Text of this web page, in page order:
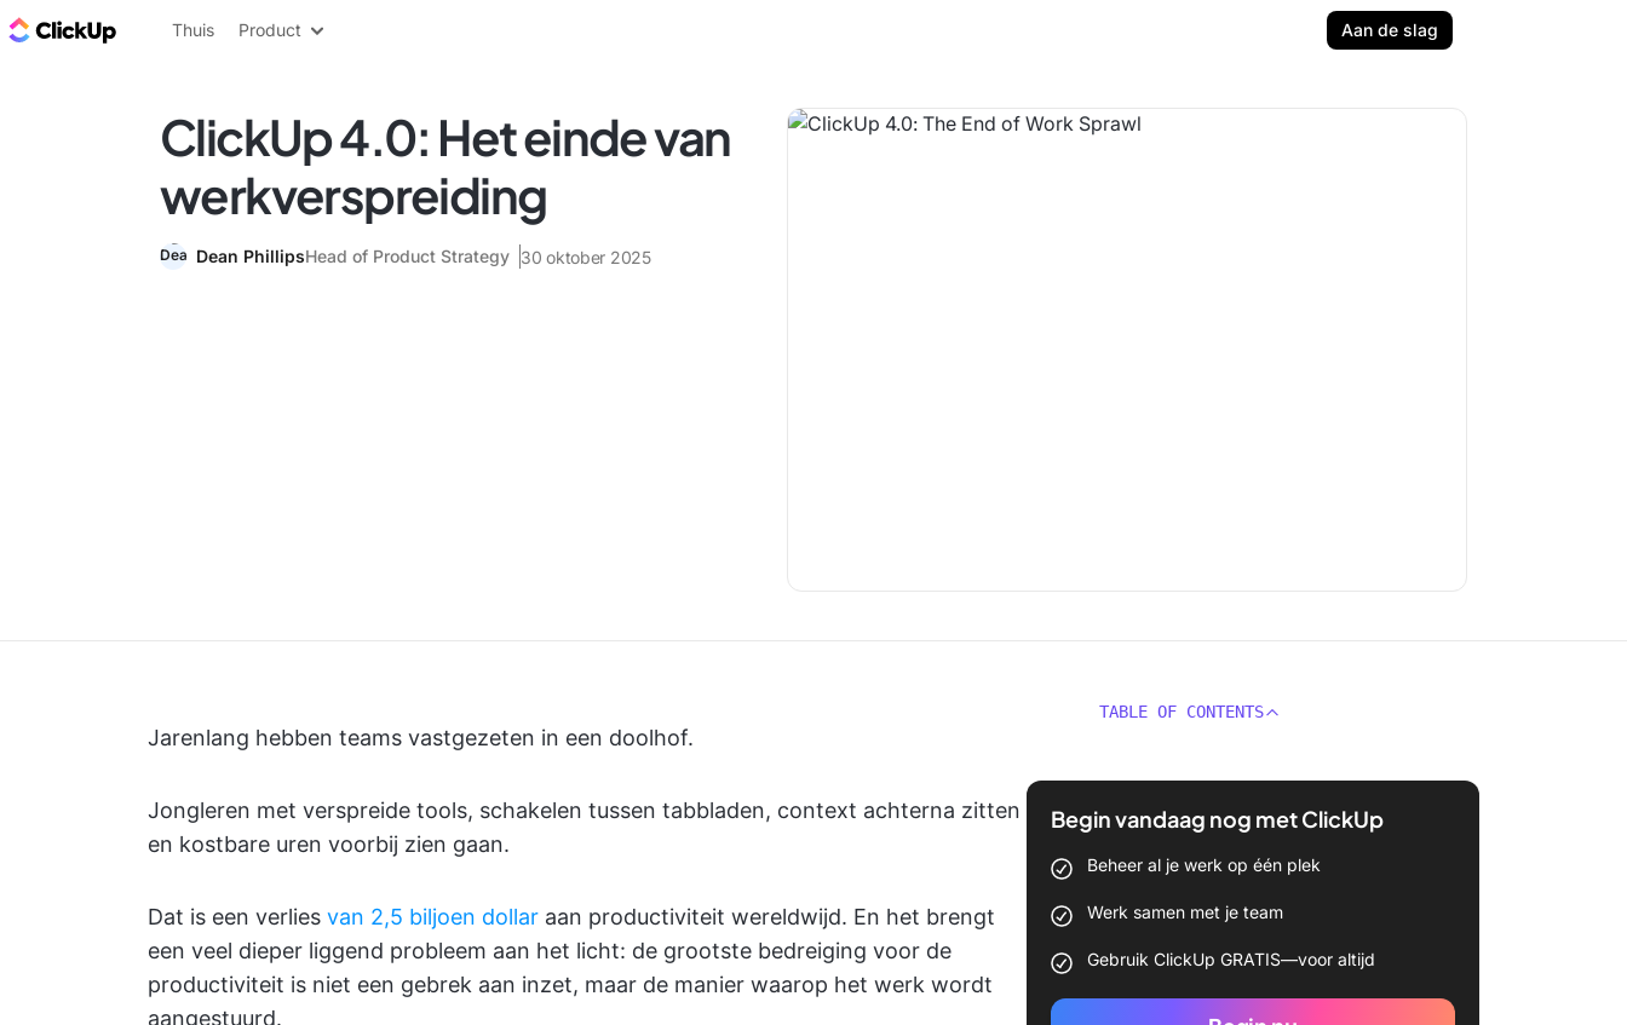
ClickUp Blog
Thuis Product Aan de slag
ClickUp 4.0: Het einde van
werkverspreiding
Dean PhillipsHead of Product Strategy 30 oktober 2025
Jarenlang hebben teams vastgezeten in een doolhof.
Jongleren met verspreide tools, schakelen tussen tabbladen, context achterna zitten
en kostbare uren voorbij zien gaan.
Dat is een verlies van 2,5 biljoen dollar aan productiviteit wereldwijd. En het brengt
een veel dieper liggend probleem aan het licht: de grootste bedreiging voor de
productiviteit is niet een gebrek aan inzet, maar de manier waarop het werk wordt
aangestuurd.
TABLE OF CONTENTS
Begin vandaag nog met ClickUp
Beheer al je werk op één plek
Werk samen met je team
Gebruik ClickUp GRATIS—voor altijd